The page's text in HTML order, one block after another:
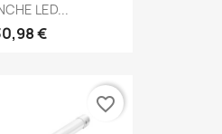
LED...
€
favorite_border